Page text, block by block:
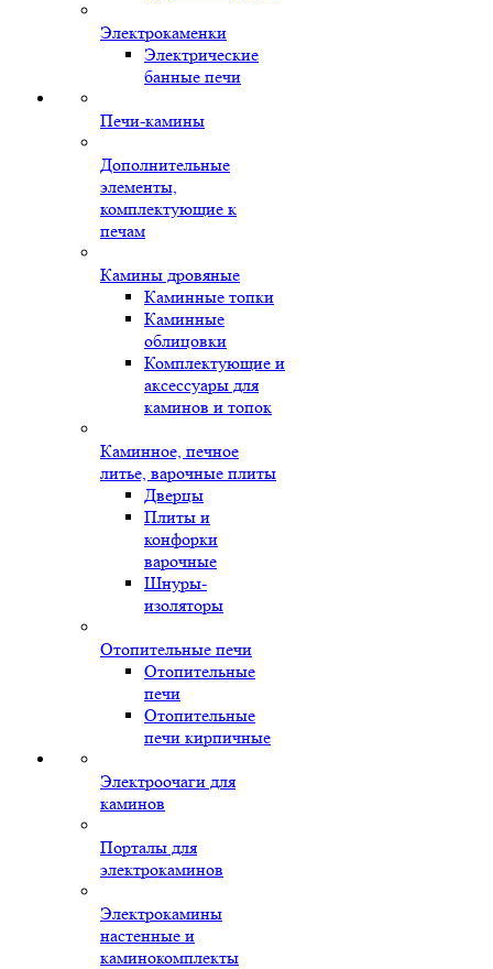
Электрокаменки
Электрические
банные печи
Печи-камины
Дополнительные
элементы,
комплектующие к
печам
Камины дровяные
Каминные топки
Каминные
облицовки
Комплектующие и
аксессуары для
каминов и топок
Каминное, печное
литье, варочные плиты
Дверцы
Плиты и
конфорки
варочные
Шнуры-
изоляторы
Отопительные печи
Отопительные
печи
Отопительные
печи кирпичные
Электроочаги для
каминов
Порталы для
электрокаминов
Электрокамины
настенные и
каминокомплекты